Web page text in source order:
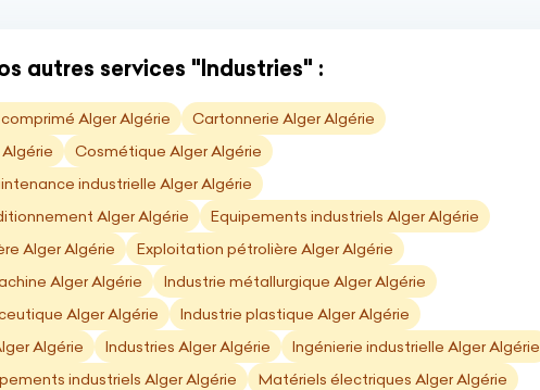
autres services "Industries" :
Alger Algérie
Cartonnerie Alger Algérie
Cosmétique Alger Algérie
industrielle Alger Algérie
Alger Algérie
Equipements industriels Alger Algérie
Alger Algérie
Exploitation pétrolière Alger Algérie
Alger Algérie
Industrie métallurgique Alger Algérie
Alger Algérie
Industrie plastique Alger Algérie
Algérie
Industries Alger Algérie
Ingénierie industrielle Alger Algérie
industriels Alger Algérie
Matériels électriques Alger Algérie